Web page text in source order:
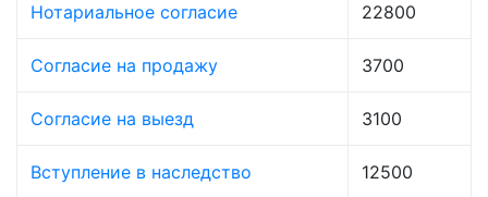
Нотариальное согласие 22800
Согласие на продажу 3700
Согласие на выезд 3100
Вступление в наследство 12500